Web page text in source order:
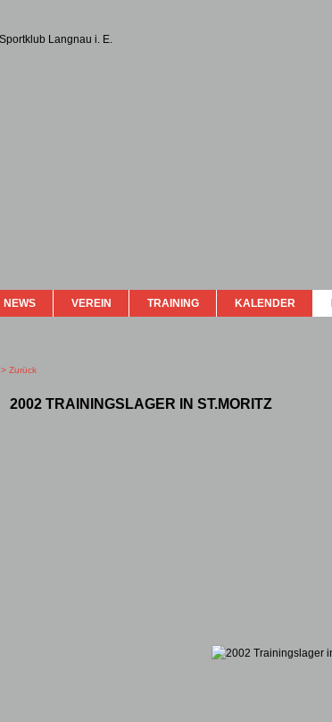
NEWS VEREIN TRAINING KALENDER
> Zurück
2002 TRAININGSLAGER IN ST.MORITZ